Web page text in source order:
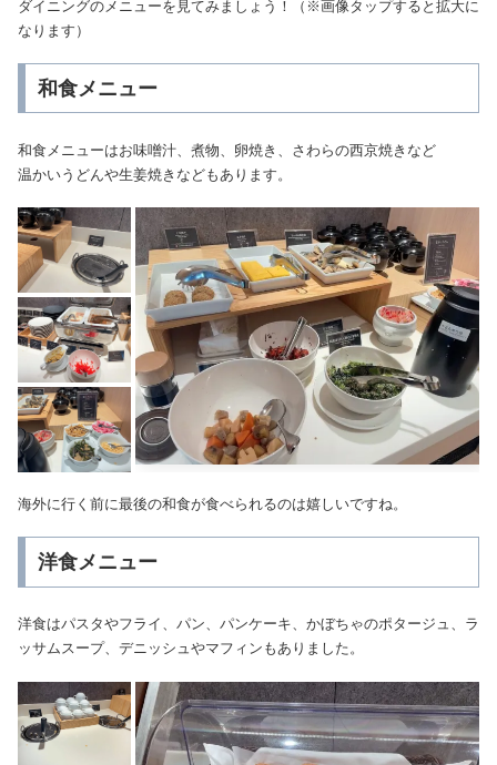
ダイニングのメニューを見てみましょう！（※画像タップすると拡大に
なります）
和食メニュー
和食メニューはお味噌汁、煮物、卵焼き、さわらの西京焼きなど
温かいうどんや生姜焼きなどもあります。
海外に行く前に最後の和食が食べられるのは嬉しいですね。
洋食メニュー
洋食はパスタやフライ、パン、パンケーキ、かぼちゃのポタージュ、ラ
ッサムスープ、デニッシュやマフィンもありました。